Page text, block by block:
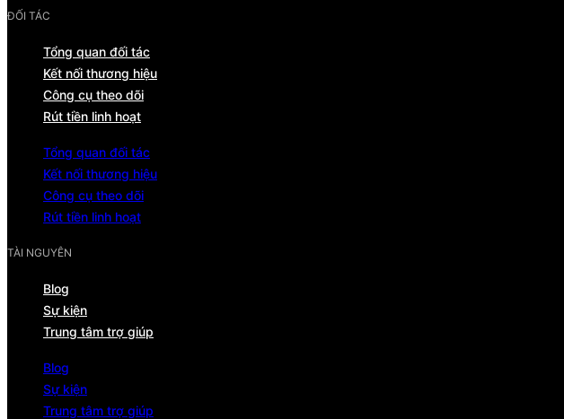
ĐỐI TÁC
Tổng quan đối tác
Kết nối thương hiệu
Công cụ theo dõi
Rút tiền linh hoạt
Tổng quan đối tác
Kết nối thương hiệu
Công cụ theo dõi
Rút tiền linh hoạt
TÀI NGUYÊN
Blog
Sự kiện
Trung tâm trợ giúp
Blog
Sự kiện
Trung tâm trợ giúp